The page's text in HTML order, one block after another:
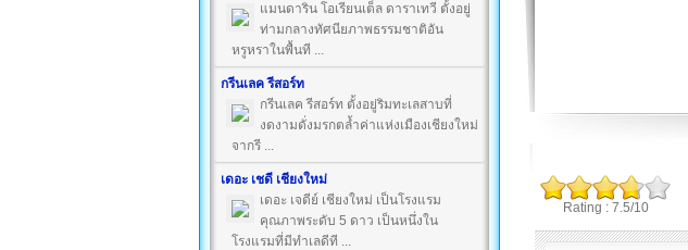
แมนดาริน โอเรียนเต็ล ดาราเทวี ตั้งอยู่
ท่ามกลางทัศนียภาพธรรมชาติอัน
หรูหราในพื้นที ...
กรีนเลค รีสอร์ท
กรีนเลค รีสอร์ท ตั้งอยู่ริมทะเลสาบที่
งดงามดั่งมรกตล้ำค่าแห่งเมืองเชียงใหม่
จากรี ...
เดอะ เชดี เชียงใหม่
เดอะ เจดีย์ เชียงใหม่ เป็นโรงแรม
คุณภาพระดับ 5 ดาว เป็นหนึ่งใน
โรงแรมที่มีทำเลดีที ...
Rating : 7.5/10